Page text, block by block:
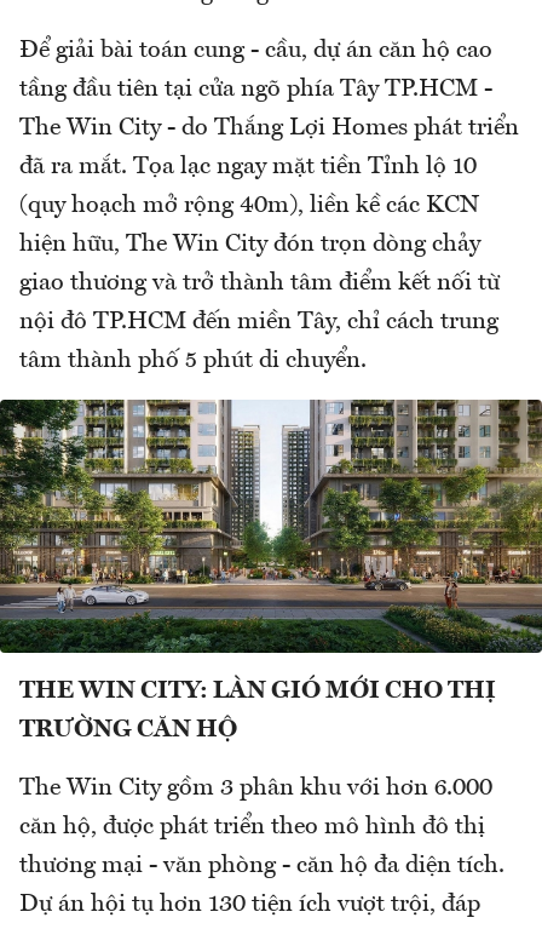
Để giải bài toán cung - cầu, dự án căn hộ cao
tầng đầu tiên tại cửa ngõ phía Tây TP.HCM -
The Win City - do Thắng Lợi Homes phát triển
đã ra mắt. Tọa lạc ngay mặt tiền Tỉnh lộ 10
(quy hoạch mở rộng 40m), liền kề các KCN
hiện hữu, The Win City đón trọn dòng chảy
giao thương và trở thành tâm điểm kết nối từ
nội đô TP.HCM đến miền Tây, chỉ cách trung
tâm thành phố 5 phút di chuyển.
THE WIN CITY: LÀN GIÓ MỚI CHO THỊ
TRƯỜNG CĂN HỘ
The Win City gồm 3 phân khu với hơn 6.000
căn hộ, được phát triển theo mô hình đô thị
thương mại - văn phòng - căn hộ đa diện tích.
Dự án hội tụ hơn 130 tiện ích vượt trội, đáp